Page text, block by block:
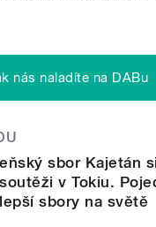
nás naladíte na DABu
sbor Kajetán
v Tokiu.
sbory na světě